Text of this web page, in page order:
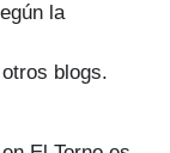
la
blogs.